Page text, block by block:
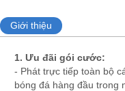
Giới thiệu
1. Ưu đãi gói cước:
- Phát trực tiếp toàn bộ
bóng đá hàng đầu trong